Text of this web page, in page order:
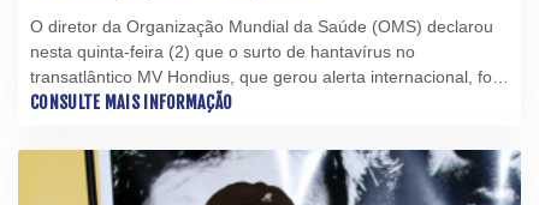
O diretor da Organização Mundial da Saúde (OMS) declarou
nesta quinta-feira (2) que o surto de hantavírus no
transatlântico MV Hondius, que gerou alerta internacional, foi
encerrado, após a última pessoa ser liberada da quarentena.
CONSULTE MAIS INFORMAÇÃO